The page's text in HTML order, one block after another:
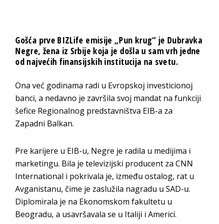
Gošća prve BIZLife emisije „Pun krug“ je Dubravka
Negre, žena iz Srbije koja je došla u sam vrh jedne
od najvećih finansijskih institucija na svetu.
Ona već godinama radi u Evropskoj investicionoj
banci, a nedavno je završila svoj mandat na funkciji
šefice Regionalnog predstavništva EIB-a za
Zapadni Balkan.
Pre karijere u EIB-u, Negre je radila u medijima i
marketingu. Bila je televizijski producent za CNN
International i pokrivala je, između ostalog, rat u
Avganistanu, čime je zaslužila nagradu u SAD-u.
Diplomirala je na Ekonomskom fakultetu u
Beogradu, a usavršavala se u Italiji i Americi.